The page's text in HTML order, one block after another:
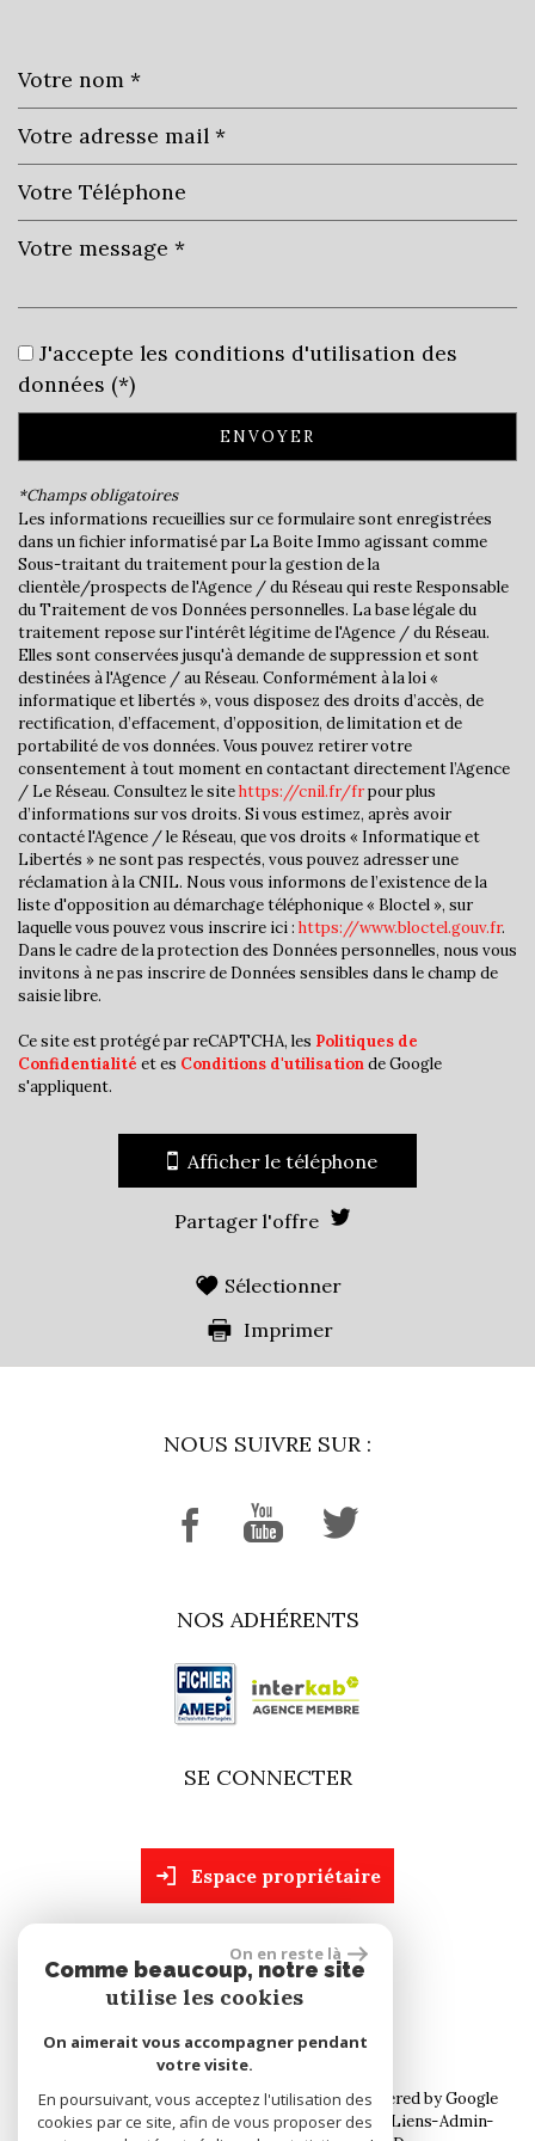
École primaire
statistiques
Nombre d'habitants
1 972
Propriétaires (vs. locataires)
84,48 %
Taxe habitation
11,59 %
Taxe foncière
21,38 %
Habitants de moins de 25 ans
33,05 %
Habitants de 25 à 55 ans
Habitants de plus de 55 ans
26 %
Nombre d'enfants par famille
Familles sans enfant
45,03 %
Familles avec 1 ou 2 enfants
46,36 %
Maisons
93,95 %
Appartements
6,05 %
J'accepte les conditions d'utilisation des
données (*)
ENVOYER
*Champs obligatoires
Les informations recueillies sur ce formulaire sont enregistrées
dans un fichier informatisé par La Boite Immo agissant comme
Sous-traitant du traitement pour la gestion de la
clientèle/prospects de l'Agence / du Réseau qui reste Responsable
du Traitement de vos Données personnelles. La base légale du
traitement repose sur l'intérêt légitime de l'Agence / du Réseau.
Elles sont conservées jusqu'à demande de suppression et sont
destinées à l'Agence / au Réseau. Conformément à la loi «
informatique et libertés », vous disposez des droits d’accès, de
rectification, d’effacement, d’opposition, de limitation et de
portabilité de vos données. Vous pouvez retirer votre
consentement à tout moment en contactant directement l’Agence
/ Le Réseau. Consultez le sitehttps://cnil.fr/frpour plus
d’informations sur vos droits. Si vous estimez, après avoir
contacté l'Agence / le Réseau, que vos droits « Informatique et
Libertés » ne sont pas respectés, vous pouvez adresser une
réclamation à la CNIL. Nous vous informons de l’existence de la
liste d'opposition au démarchage téléphonique « Bloctel », sur
laquelle vous pouvez vous inscrire ici : https://www.bloctel.gouv.fr.
Dans le cadre de la protection des Données personnelles, nous vous
invitons à ne pas inscrire de Données sensibles dans le champ de
saisie libre.
Ce site est protégé par reCAPTCHA, les Politiques de
Confidentialité et es Conditions d'utilisationde Google
s'appliquent.
Afficher le téléphone
Partager l'offre
Sélectionner
Imprimer
NOUS SUIVRE SUR :
NOS ADHÉRENTS
SE CONNECTER
espace propriétaire
site réalisé par
© 2026 | Tous droits réservés | Traduction powered by Google
Plan du site Mentions légales Nos honoraires Liens Admin
On en reste là
Comme beaucoup, notre site
utilise les cookies
On aimerait vous accompagner pendant
votre visite.
En poursuivant, vous acceptez l'utilisation des
cookies par ce site, afin de vous proposer des